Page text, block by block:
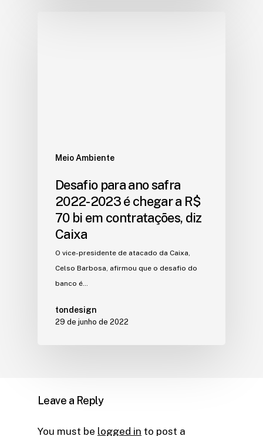
Meio Ambiente
Desafio para ano safra
2022-2023 é chegar a R$
70 bi em contratações, diz
Caixa
O vice-presidente de atacado da Caixa,
Celso Barbosa, afirmou que o desafio do
banco é…
tondesign
29 de junho de 2022
Leave a Reply
You must be logged in to post a